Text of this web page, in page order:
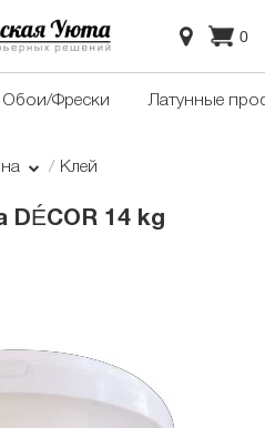
0
Обои/Фрески Латунные
Клей
DÉCOR 14 kg